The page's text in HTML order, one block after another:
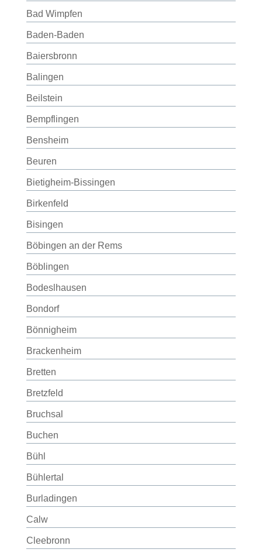
Bad Wimpfen
Baden-Baden
Baiersbronn
Balingen
Beilstein
Bempflingen
Bensheim
Beuren
Bietigheim-Bissingen
Birkenfeld
Bisingen
Böbingen an der Rems
Böblingen
Bodeslhausen
Bondorf
Bönnigheim
Brackenheim
Bretten
Bretzfeld
Bruchsal
Buchen
Bühl
Bühlertal
Burladingen
Calw
Cleebronn